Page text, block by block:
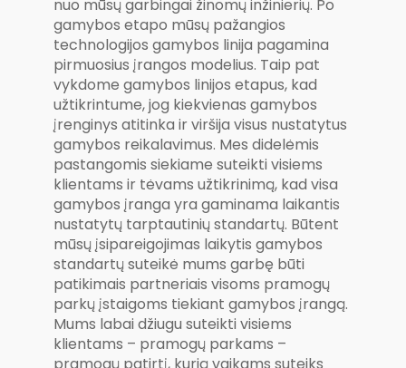
nuo mūsų garbingai žinomų inžinierių. Po
gamybos etapo mūsų pažangios
technologijos gamybos linija pagamina
pirmuosius įrangos modelius. Taip pat
vykdome gamybos linijos etapus, kad
užtikrintume, jog kiekvienas gamybos
įrenginys atitinka ir viršija visus nustatytus
gamybos reikalavimus. Mes didelėmis
pastangomis siekiame suteikti visiems
klientams ir tėvams užtikrinimą, kad visa
gamybos įranga yra gaminama laikantis
nustatytų tarptautinių standartų. Būtent
mūsų įsipareigojimas laikytis gamybos
standartų suteikė mums garbę būti
patikimais partneriais visoms pramogų
parkų įstaigoms tiekiant gamybos įrangą.
Mums labai džiugu suteikti visiems
klientams – pramogų parkams –
pramogų patirtį, kurią vaikams suteiks